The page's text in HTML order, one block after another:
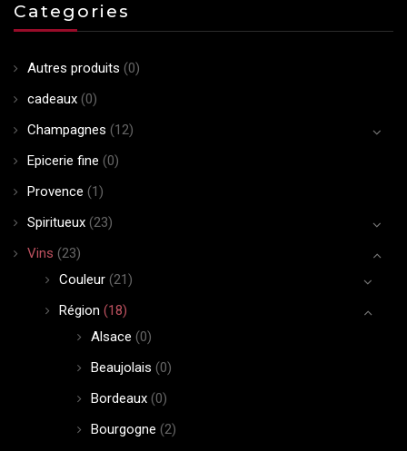
Categories
Autres produits (0)
cadeaux (0)
Champagnes (12)
Epicerie fine (0)
Provence (1)
Spiritueux (23)
Vins (23)
Couleur (21)
Région (18)
Alsace (0)
Beaujolais (0)
Bordeaux (0)
Bourgogne (2)